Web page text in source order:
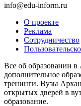
info@edu-inform.ru
О проекте
Реклама
Сотрудничество
Все об образовании в
дополнительное
тренинги. Вузы
открытых дверей в
образование.